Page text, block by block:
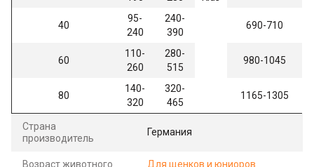
40
95-
240
240-
390
690-710
60
110-
260
280-
515
980-1045
80
140-
320
320-
465
1165-1305
Страна
производитель
Германия
Возраст животного Для щенков и юниоров